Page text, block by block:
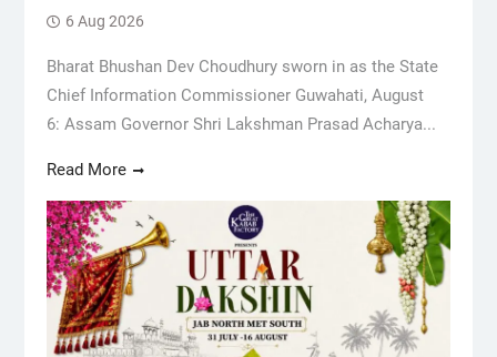
6 Aug 2026
Bharat Bhushan Dev Choudhury sworn in as the State
Chief Information Commissioner Guwahati, August
6: Assam Governor Shri Lakshman Prasad Acharya...
Read More